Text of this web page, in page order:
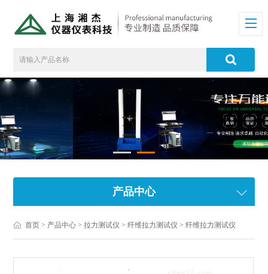
产品中心
首页 > 产品中心 >拉力测试仪 >纤维拉力测试仪 > 纤维拉力测试仪